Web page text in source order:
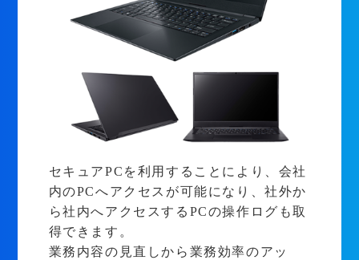
セキュアPCを利用することにより、会社
内のPCへアクセスが可能になり、社外か
ら社内へアクセスするPCの操作ログも取
得できます。
業務内容の見直しから業務効率のアッ